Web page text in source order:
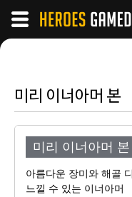
미리 이너아머 본
미리 이너아머 본
아름다운 장미와 해골
느낄 수 있는 이너아머